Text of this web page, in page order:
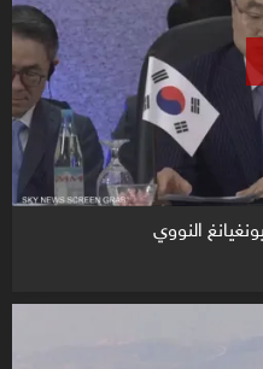
النووي